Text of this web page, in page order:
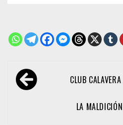
Navegación
de CLUB CALAVERA
LA